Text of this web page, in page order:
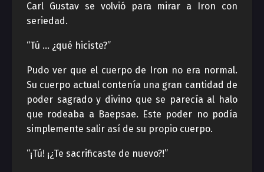
Carl Gustav se volvió para mirar a Iron con
seriedad.
“Tú … ¿qué hiciste?”
Pudo ver que el cuerpo de Iron no era normal.
Su cuerpo actual contenía una gran cantidad de
poder sagrado y divino que se parecía al halo
que rodeaba a Baepsae. Este poder no podía
simplemente salir así de su propio cuerpo.
“¡Tú! ¡¿Te sacrificaste de nuevo?!”